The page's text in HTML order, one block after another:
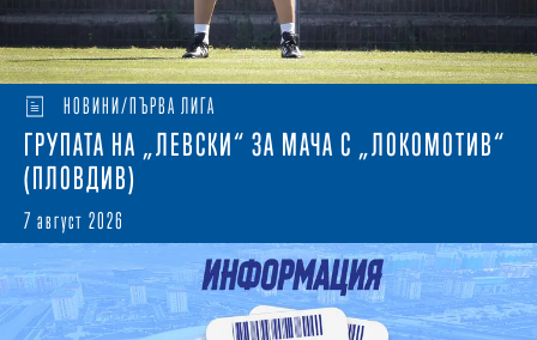
НОВИНИ/ПЪРВА ЛИГА
ГРУПАТА НА „ЛЕВСКИ“ ЗА МАЧА С „ЛОКОМОТИВ“
(ПЛОВДИВ)
7 август 2026